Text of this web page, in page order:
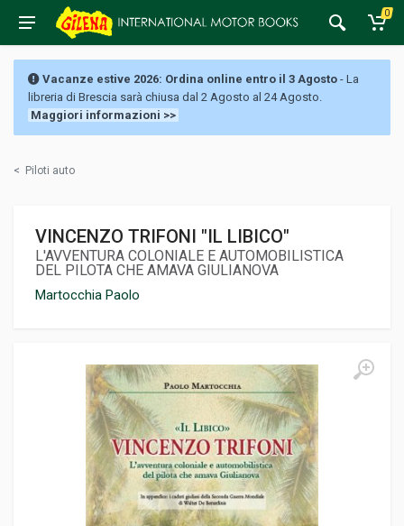
0
Vacanze estive 2026: Ordina online entro il 3 Agosto - La
libreria di Brescia sarà chiusa dal 2 Agosto al 24 Agosto.
Maggiori informazioni >>
< Piloti auto
VINCENZO TRIFONI "IL LIBICO"
L'AVVENTURA COLONIALE E AUTOMOBILISTICA
DEL PILOTA CHE AMAVA GIULIANOVA
Martocchia Paolo